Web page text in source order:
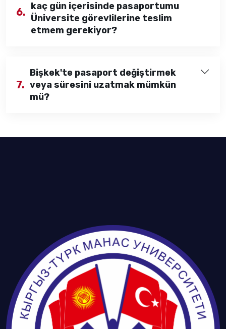
6. kaç gün içerisinde pasaportumu
Üniversite görevlilerine teslim
etmem gerekiyor?
7.
Bişkek'te pasaport değiştirmek
veya süresini uzatmak mümkün
mü?